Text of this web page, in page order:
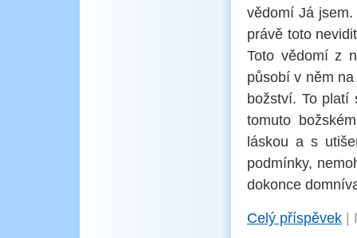
vědomí Já
právě toto
Toto vědomí z
působí v něm
božství. To platí
tomuto
láskou a s
podmínky,
dokonce
Celý příspěvek